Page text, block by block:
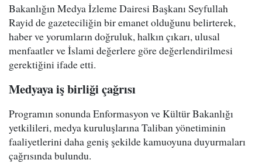
Bakanlığın Medya İzleme Dairesi Başkanı Seyfullah
Rayid de gazeteciliğin bir emanet olduğunu belirterek,
haber ve yorumların doğruluk, halkın çıkarı, ulusal
menfaatler ve İslami değerlere göre değerlendirilmesi
gerektiğini ifade etti.
Medyaya iş birliği çağrısı
Programın sonunda Enformasyon ve Kültür Bakanlığı
yetkilileri, medya kuruluşlarına Taliban yönetiminin
faaliyetlerini daha geniş şekilde kamuoyuna duyurmaları
çağrısında bulundu.